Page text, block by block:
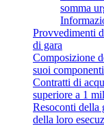
somma
Provvedimenti
di gara
Composizione
suoi componenti
Contratti di
superiore a 1
Resoconti della
della loro